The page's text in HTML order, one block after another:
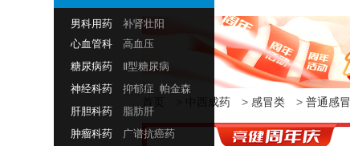
营业执照:
91440200668211190E
医疗器械经营许可证:
粤韶药监械经营许20220105号
第二类医疗器械经营备案凭证:
粤韶食药监械经营备20150035号
食品经营许可证:
JY14402040013102
执业药师注册证:
201910026440000456
男科用药
补肾壮阳
心血管科
高血压
糖尿病药
Ⅱ型糖尿病
神经科药
抑郁症 帕金森
肝胆科药
脂肪肝
肿瘤科药
广谱抗癌药
中西成药 > 感冒类 > 普通感冒